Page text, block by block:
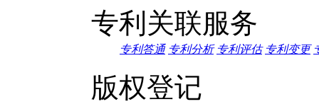
专利关联服务
专利答通 专利分析 专利评估 专利变更
版权登记